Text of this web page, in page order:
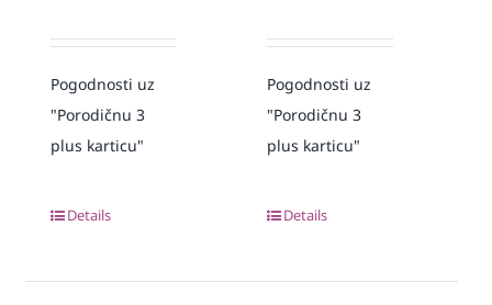
Pogodnosti uz
"Porodičnu 3
plus karticu"
Details
Pogodnosti uz
"Porodičnu 3
plus karticu"
Details